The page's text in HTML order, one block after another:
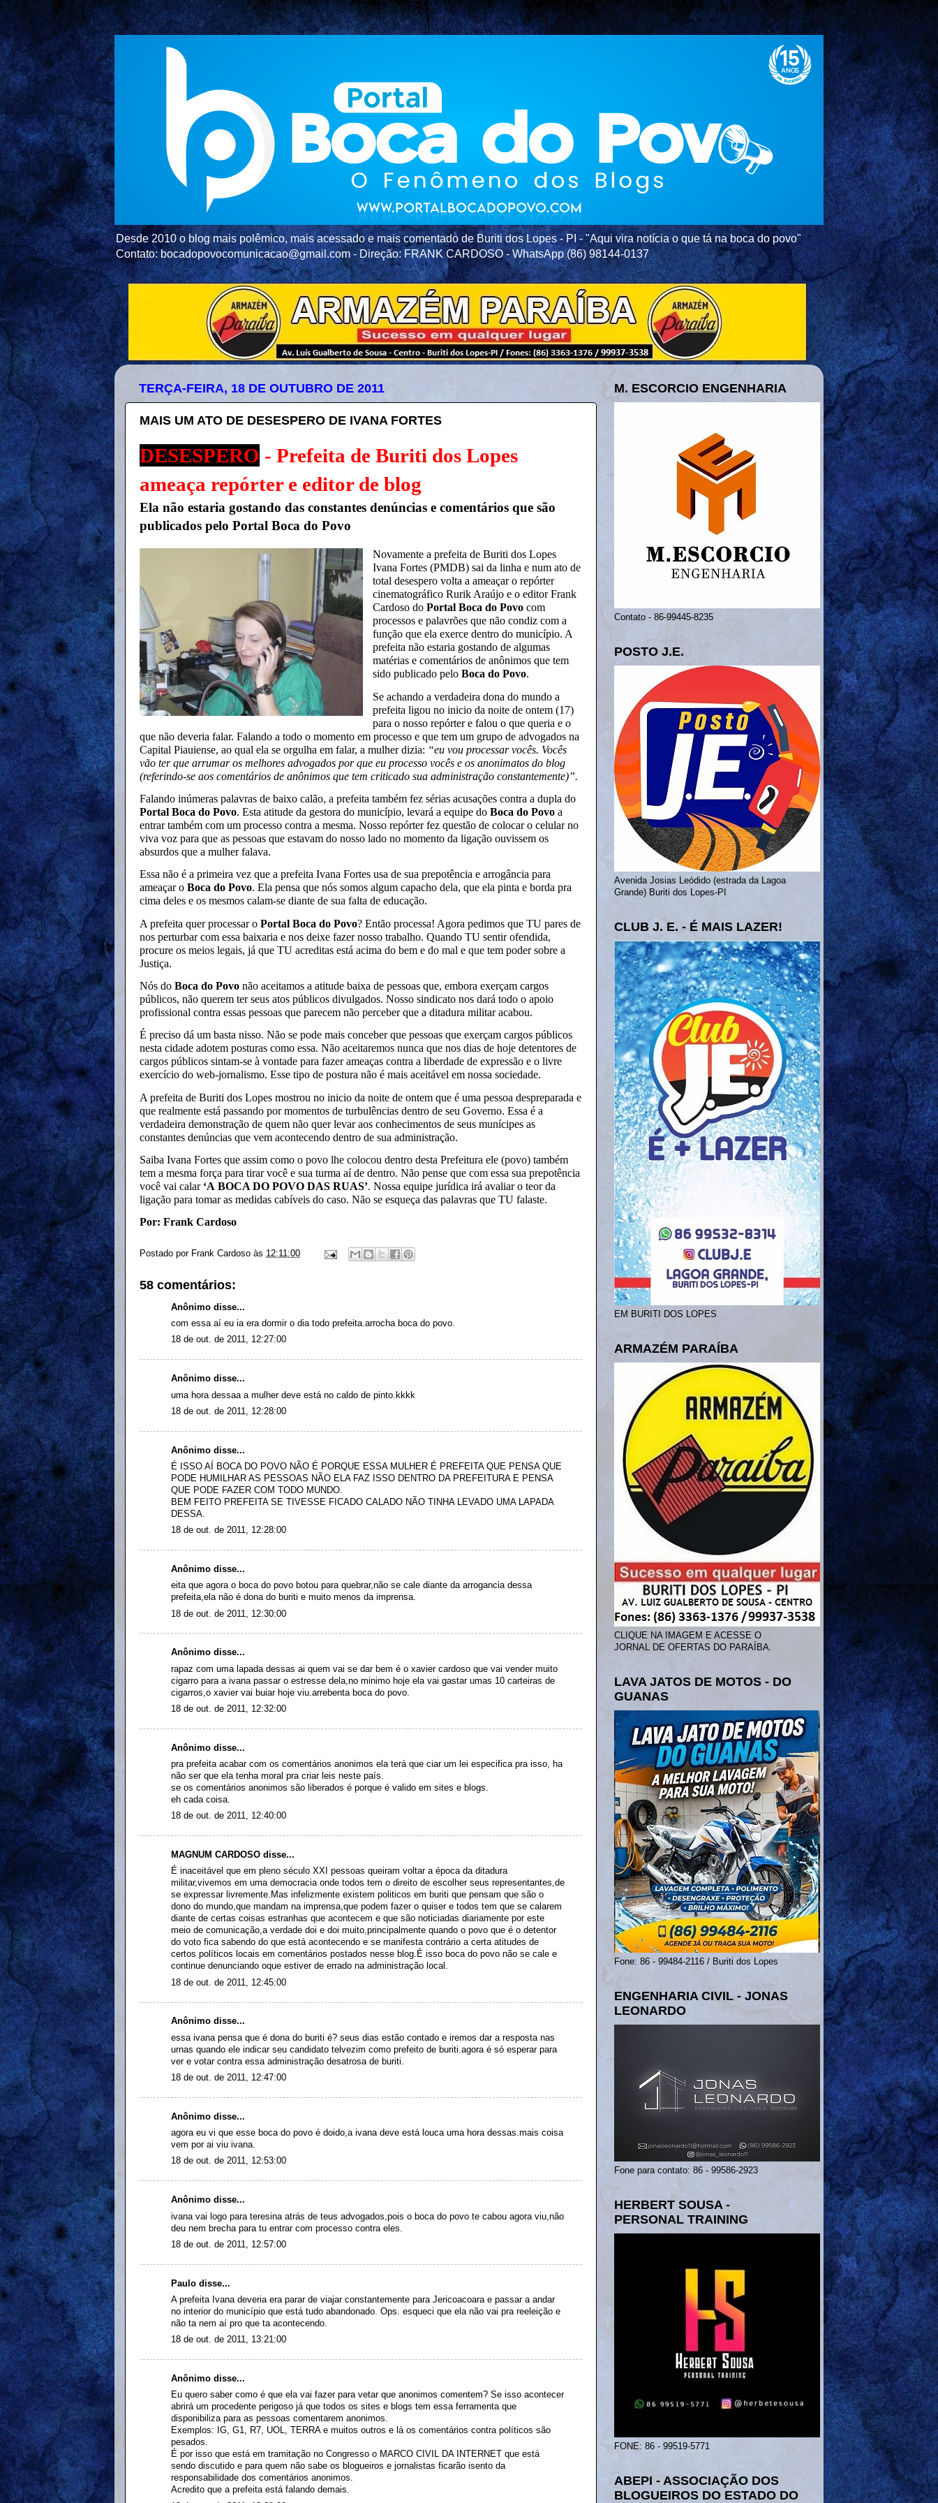
Desde 2010 o blog mais polêmico, mais acessado e mais comentado de Buriti dos Lopes - PI - "Aqui vira notícia o que tá na boca do povo"
Contato: bocadopovocomunicacao@gmail.com - Direção: FRANK CARDOSO - WhatsApp (86) 98144-0137
TERÇA-FEIRA, 18 DE OUTUBRO DE 2011
MAIS UM ATO DE DESESPERO DE IVANA FORTES
DESESPERO - Prefeita de Buriti dos Lopes
ameaça repórter e editor de blog
Ela não estaria gostando das constantes denúncias e comentários que são
publicados pelo Portal Boca do Povo
Novamente a prefeita de Buriti dos Lopes
Ivana Fortes (PMDB) sai da linha e num ato de
total desespero volta a ameaçar o repórter
cinematográfico Rurik Araújo e o editor Frank
Cardoso do Portal Boca do Povocom
processos e palavrões que não condiz com a
função que ela exerce dentro do município. A
prefeita não estaria gostando de algumas
matérias e comentários de anônimos que tem
sido publicado pelo Boca do Povo.
Se achando a verdadeira dona do mundo a
prefeita ligou no inicio da noite de ontem (17)
para o nosso repórter e falou o que queria e o
que não deveria falar. Falando a todo o momento em processo e que tem um grupo de advogados na
Capital Piauiense, ao qual ela se orgulha em falar, a mulher dizia: “eu vou processar vocês. Vocês
vão ter que arrumar os melhores advogados por que eu processo vocês e os anonimatos do blog
(referindo-se aos comentários de anônimos que tem criticado sua administração constantemente)”.
Falando inúmeras palavras de baixo calão, a prefeita também fez sérias acusações contra a dupla do
Portal Boca do Povo. Esta atitude da gestora do município, levará a equipe do Boca do Povo a
entrar também com um processo contra a mesma. Nosso repórter fez questão de colocar o celular no
viva voz para que as pessoas que estavam do nosso lado no momento da ligação ouvissem os
absurdos que a mulher falava.
Essa não é a primeira vez que a prefeita Ivana Fortes usa de sua prepotência e arrogância para
ameaçar o Boca do Povo. Ela pensa que nós somos algum capacho dela, que ela pinta e borda pra
cima deles e os mesmos calam-se diante de sua falta de educação.
A prefeita quer processar o Portal Boca do Povo? Então processa! Agora pedimos que TU pares de
nos perturbar com essa baixaria e nos deixe fazer nosso trabalho. Quando TU sentir ofendida,
procure os meios legais, já que TU acreditas está acima do bem e do mal e que tem poder sobre a
Justiça.
Nós do Boca do Povo não aceitamos a atitude baixa de pessoas que, embora exerçam cargos
públicos, não querem ter seus atos públicos divulgados. Nosso sindicato nos dará todo o apoio
profissional contra essas pessoas que parecem não perceber que a ditadura militar acabou.
É preciso dá um basta nisso. Não se pode mais conceber que pessoas que exerçam cargos públicos
nesta cidade adotem posturas como essa. Não aceitaremos nunca que nos dias de hoje detentores de
cargos públicos sintam-se à vontade para fazer ameaças contra a liberdade de expressão e o livre
exercício do web-jornalismo. Esse tipo de postura não é mais aceitável em nossa sociedade.
A prefeita de Buriti dos Lopes mostrou no inicio da noite de ontem que é uma pessoa despreparada e
que realmente está passando por momentos de turbulências dentro de seu Governo. Essa é a
verdadeira demonstração de quem não quer levar aos conhecimentos de seus munícipes as
constantes denúncias que vem acontecendo dentro de sua administração.
Saiba Ivana Fortes que assim como o povo lhe colocou dentro desta Prefeitura ele (povo) também
tem a mesma força para tirar você e sua turma aí de dentro. Não pense que com essa sua prepotência
você vai calar ‘A BOCA DO POVO DAS RUAS’. Nossa equipe jurídica irá avaliar o teor da
ligação para tomar as medidas cabíveis do caso. Não se esqueça das palavras que TU falaste.
Por: Frank Cardoso
Postado por Frank Cardoso às 12:11:00
58 comentários:
Anônimo disse...
com essa aí eu ia era dormir o dia todo prefeita.arrocha boca do povo.
18 de out. de 2011, 12:27:00
Anônimo disse...
uma hora dessaa a mulher deve está no caldo de pinto.kkkk
18 de out. de 2011, 12:28:00
Anônimo disse...
É ISSO AÍ BOCA DO POVO NÃO É PORQUE ESSA MULHER É PREFEITA QUE PENSA QUE
PODE HUMILHAR AS PESSOAS NÃO ELA FAZ ISSO DENTRO DA PREFEITURA E PENSA
QUE PODE FAZER COM TODO MUNDO.
BEM FEITO PREFEITA SE TIVESSE FICADO CALADO NÃO TINHA LEVADO UMA LAPADA
DESSA.
18 de out. de 2011, 12:28:00
Anônimo disse...
eita que agora o boca do povo botou para quebrar,não se cale diante da arrogancia dessa
prefeita,ela não é dona do buriti e muito menos da imprensa.
18 de out. de 2011, 12:30:00
Anônimo disse...
rapaz com uma lapada dessas ai quem vai se dar bem é o xavier cardoso que vai vender muito
cigarro para a ivana passar o estresse dela,no minimo hoje ela vai gastar umas 10 carteiras de
cigarros,o xavier vai buiar hoje viu.arrebenta boca do povo.
18 de out. de 2011, 12:32:00
Anônimo disse...
pra prefeita acabar com os comentários anonimos ela terá que ciar um lei especifica pra isso, ha
não ser que ela tenha moral pra criar leis neste país.
se os comentários anonimos são liberados é porque é valido em sites e blogs.
eh cada coisa.
18 de out. de 2011, 12:40:00
MAGNUM CARDOSO disse...
É inaceitável que em pleno século XXI pessoas queiram voltar a época da ditadura
militar,vivemos em uma democracia onde todos tem o direito de escolher seus representantes,de
se expressar livremente.Mas infelizmente existem politicos em buriti que pensam que são o
dono do mundo,que mandam na imprensa,que podem fazer o quiser e todos tem que se calarem
diante de certas coisas estranhas que acontecem e que são noticiadas diariamente por este
meio de comunicação,a verdade doi e doi muito,principalmente quando o povo que é o detentor
do voto fica sabendo do que está acontecendo e se manifesta contrário a certa atitudes de
certos políticos locais em comentários postados nesse blog.É isso boca do povo não se cale e
continue denunciando oque estiver de errado na administração local.
18 de out. de 2011, 12:45:00
Anônimo disse...
essa ivana pensa que é dona do buriti é? seus dias estão contado e iremos dar a resposta nas
urnas quando ele indicar seu candidato telvezim como prefeito de buriti.agora é só esperar para
ver e votar contra essa administração desatrosa de buriti.
18 de out. de 2011, 12:47:00
Anônimo disse...
agora eu vi que esse boca do povo é doido,a ivana deve está louca uma hora dessas.mais coisa
vem por ai viu ivana.
18 de out. de 2011, 12:53:00
Anônimo disse...
ivana vai logo para teresina atrás de teus advogados,pois o boca do povo te cabou agora viu,não
deu nem brecha para tu entrar com processo contra eles.
18 de out. de 2011, 12:57:00
Paulo disse...
A prefeita Ivana deveria era parar de viajar constantemente para Jericoacoara e passar a andar
no interior do município que está tudo abandonado. Ops. esqueci que ela não vai pra reeleição e
não ta nem aí pro que ta acontecendo.
18 de out. de 2011, 13:21:00
Anônimo disse...
Eu quero saber como é que ela vai fazer para vetar que anonimos comentem? Se isso acontecer
abrirá um procedente perigoso já que todos os sites e blogs tem essa ferramenta que
disponibiliza para as pessoas comentarem anonimos.
Exemplos: IG, G1, R7, UOL, TERRA e muitos outros e lá os comentários contra políticos são
pesados.
É por isso que está em tramitação no Congresso o MARCO CIVIL DA INTERNET que está
sendo discutido e para quem não sabe os blogueiros e jornalistas ficarão isento da
responsabilidade dos comentários anonimos.
Acredito que a prefeita está falando demais.
M. ESCORCIO ENGENHARIA
Contato - 86-99445-8235
POSTO J.E.
Avenida Josias Leódido (estrada da Lagoa
Grande) Buriti dos Lopes-PI
CLUB J. E. - É MAIS LAZER!
EM BURITI DOS LOPES
ARMAZÉM PARAÍBA
CLIQUE NA IMAGEM E ACESSE O
JORNAL DE OFERTAS DO PARAÍBA.
LAVA JATOS DE MOTOS - DO
GUANAS
Fone: 86 - 99484-2116 / Buriti dos Lopes
ENGENHARIA CIVIL - JONAS
LEONARDO
Fone para contato: 86 - 99586-2923
HERBERT SOUSA -
PERSONAL TRAINING
FONE: 86 - 99519-5771
ABEPI - ASSOCIAÇÃO DOS
BLOGUEIROS DO ESTADO DO